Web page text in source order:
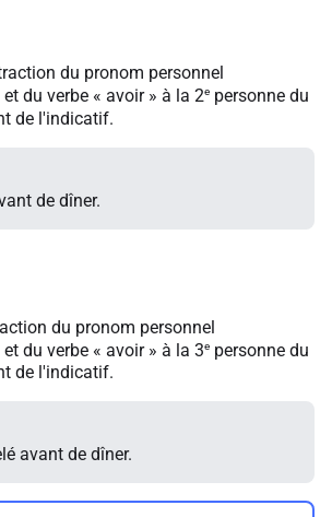
du pronom personnel
du verbe « avoir » à la 2e personne du
de l'indicatif.
de dîner.
du pronom personnel
du verbe « avoir » à la 3e personne du
de l'indicatif.
avant de dîner.